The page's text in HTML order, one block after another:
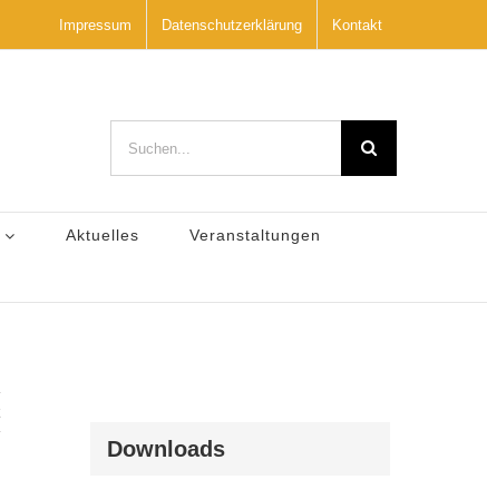
Impressum Datenschutzerklärung Kontakt
nach:
Aktuelles Veranstaltungen
Downloads